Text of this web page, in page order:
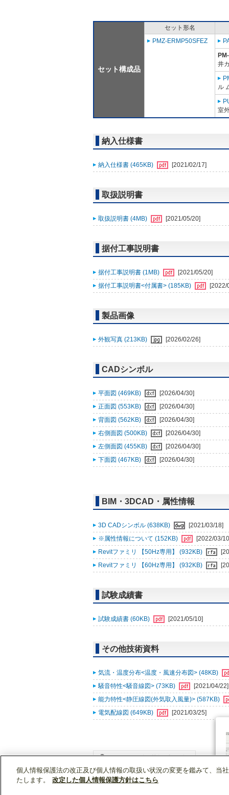
セット構成品
セット形名
PMZ-ERMP50SFEZ
井
ル
室
納入仕様書
納入仕様書 (465KB) [2021/02/17]
取扱説明書
取扱説明書 (4MB) [2021/05/20]
据付工事説明書
据付工事説明書 (1MB)
[2021/05/20]
据付工事説明書<付属書> (185KB)
[2022/
製品画像
外観写真 (213KB) [2026/02/26]
CADシンボル
平面図 (469KB)
[2026/04/30]
正面図 (553KB)
[2026/04/30]
背面図 (562KB)
[2026/04/30]
右側面図 (500KB)
[2026/04/30]
左側面図 (455KB)
[2026/04/30]
下面図 (467KB)
[2026/04/30]
BIM・3DCAD・属性情報
3D CADシンボル (638KB)
[2021/03/18]
※属性情報について (152KB)
[2022/03/
Revitファミリ 【50Hz専用】 (932KB)
Revitファミリ 【60Hz専用】 (932KB)
試験成績書
試験成績書 (60KB) [2021/05/10]
その他技術資料
気流・温度分布<温度・風速分布図> (48KB)
騒音特性<騒音線図> (73KB)
[2021/04/22]
能力特性<静圧線図(外気取入風量)> (587KB)
電気配線図 (649KB)
[2021/03/25]
WIN2Kトップ 製品情報
個人情報保護法の改正及び個人情報の取扱い状況の変更を鑑みて、当
たします。
改定した個人情報保護方針はこちら